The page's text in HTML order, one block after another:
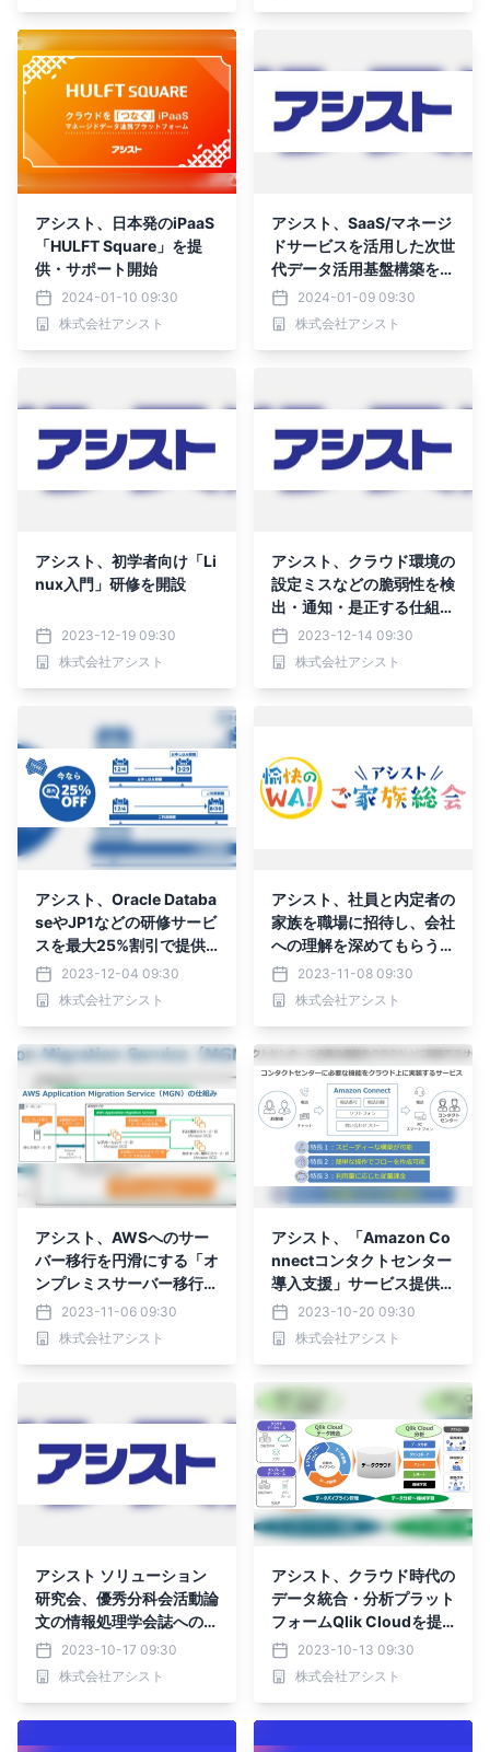
アシスト、日本発のiPaaS
「HULFT Square」を提
供・サポート開始
2024-01-10 09:30
株式会社アシスト
アシスト、SaaS/マネージ
ドサービスを活用した次世
代データ活用基盤構築を支
援する専門部隊「データイ
ノベーションセンター」を
新設
2024-01-09 09:30
株式会社アシスト
アシスト、初学者向け「Li
nux入門」研修を開設
2023-12-19 09:30
株式会社アシスト
アシスト、クラウド環境の
設定ミスなどの脆弱性を検
出・通知・是正する仕組み
を短期間で実現
2023-12-14 09:30
株式会社アシスト
アシスト、Oracle Databa
seやJP1などの研修サービ
スを最大25%割引で提供
する「超チケ割」開始
2023-12-04 09:30
株式会社アシスト
アシスト、社員と内定者の
家族を職場に招待し、会社
への理解を深めてもらうイ
ベント「ご家族総会」を開
催
2023-11-08 09:30
株式会社アシスト
アシスト、AWSへのサー
バー移行を円滑にする「オ
ンプレミスサーバー移行サ
ービス」提供開始
2023-11-06 09:30
株式会社アシスト
アシスト、「Amazon Co
nnectコンタクトセンター
導入支援」サービス提供開
始
2023-10-20 09:30
株式会社アシスト
アシスト ソリューション
研究会、優秀分科会活動論
文の情報処理学会誌への採
録
2023-10-17 09:30
株式会社アシスト
アシスト、クラウド時代の
データ統合・分析プラット
フォームQlik Cloudを提
供開始2023-10-13 09:30
株式会社アシスト